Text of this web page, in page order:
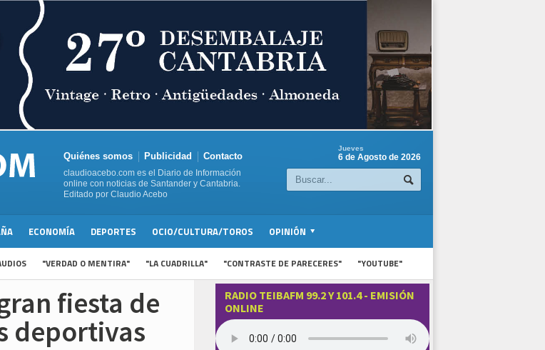
Quiénes somos Publicidad Contacto
claudioacebo.com es el Diario de Información
online con noticias de Santander y Cantabria.
Editado por Claudio Acebo
Jueves
6 de Agosto de 2026
ECONOMÍA DEPORTES OCIO/CULTURA/TOROS OPINIÓN
"VERDAD O MENTIRA" "LA CUADRILLA" "CONTRASTE DE PARECERES" "YOUTUBE"
fiesta de
deportivas
RADIO TEIBAFM 99.2 Y 101.4 - EMISIÓN
ONLINE